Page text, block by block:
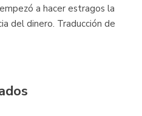
a hacer estragos la
del dinero. Traducción de